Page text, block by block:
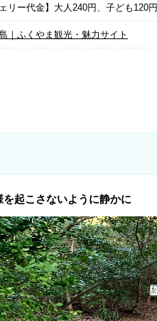
ェリー代金】大人240円、子ども120円
｜ふくやま観光・魅力サイト
起こさないように静かに